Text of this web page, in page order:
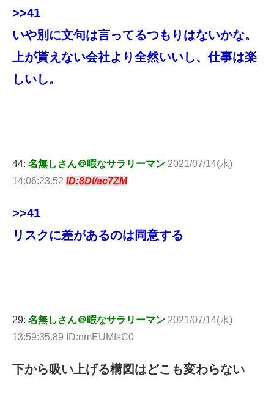
>>41
いや別に文句は言ってるつもりはないかな。
上が貰えない会社より全然いいし、仕事は楽
しいし。
44: 名無しさん＠暇なサラリーマン 2021/07/14(水)
14:06:23.52 ID:8Dl/ac7ZM
>>41
リスクに差があるのは同意する
29: 名無しさん＠暇なサラリーマン 2021/07/14(水)
13:59:35.89 ID:nmEUMfsC0
下から吸い上げる構図はどこも変わらない